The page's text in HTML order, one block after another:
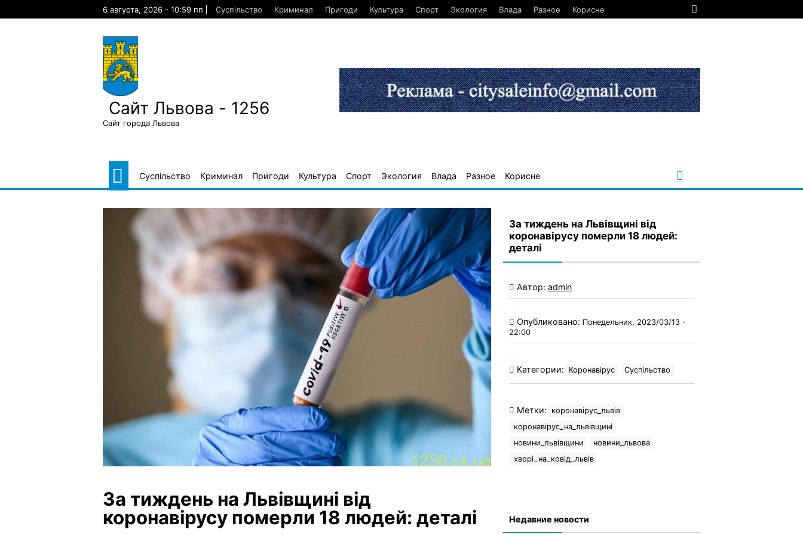
6 августа, 2026 - 10:59 пп Суспільство Криминал Пригоди Культура Спорт Экология Влада Разное Корисне
Сайт Львова - 1256
Сайт города Львова
Суспільство Криминал Пригоди Культура Спорт Экология Влада Разное Корисне
За тиждень на Львівщині від
коронавірусу померли 18 людей: деталі
За тиждень на Львівщині від
коронавірусу померли 18 людей:
деталі
Автор: admin
Опубликовано: Понедельник, 2023/03/13 -
22:00
Категории: Коронавірус Суспільство
Метки:
коронавірус_львів
коронавірус_на_львівщині
новини_львівщини
новини_львова
хворі_на_ковід_львів
Недавние новости